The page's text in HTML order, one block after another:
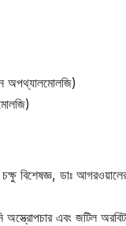
অপথ্যালমোলজি)
চক্ষু বিশেষজ্ঞ, ডাঃ
এবং জটিল